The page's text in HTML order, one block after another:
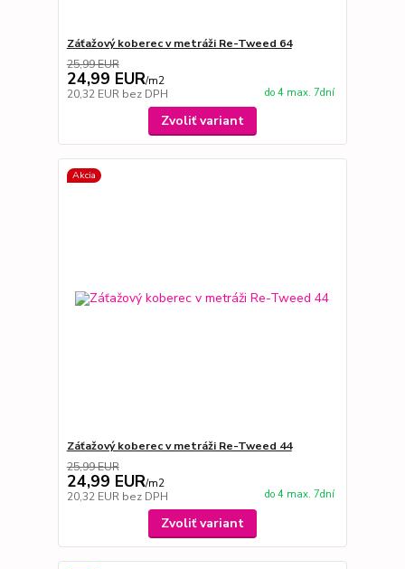
Záťažový koberec v metráži Re-Tweed 64
25,99 EUR
24,99 EUR/m2
20,32 EUR bez DPH do 4 max. 7dní
Zvoliť variant
Akcia
Záťažový koberec v metráži Re-Tweed 44
25,99 EUR
24,99 EUR/m2
20,32 EUR bez DPH do 4 max. 7dní
Zvoliť variant